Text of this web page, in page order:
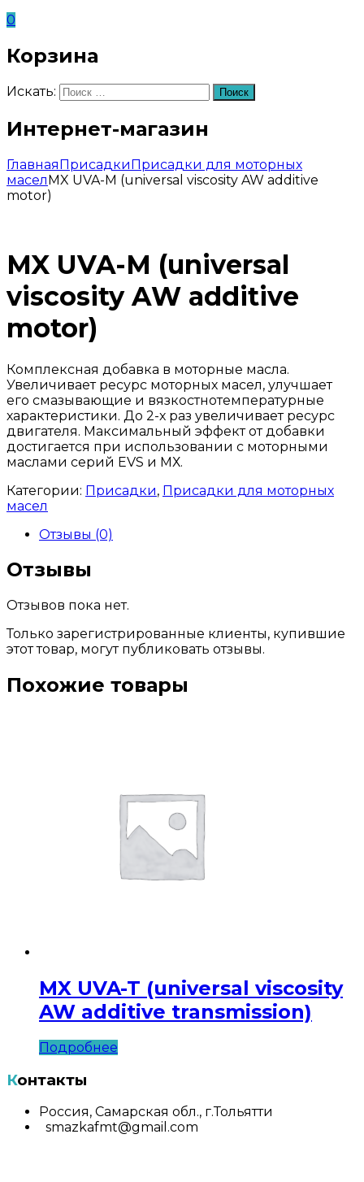
0
Корзина
Искать: Поиск
Интернет-магазин
ГлавнаяПрисадкиПрисадки для моторных
маселMX UVA-M (universal viscosity AW additive
motor)
MX UVA-M (universal
viscosity AW additive
motor)
Комплексная добавка в моторные масла.
Увеличивает ресурс моторных масел, улучшает
его смазывающие и вязкостнотемпературные
характеристики. До 2-х раз увеличивает ресурс
двигателя. Максимальный эффект от добавки
достигается при использовании с моторными
маслами серий EVS и МХ.
Категории: Присадки, Присадки для моторных
масел
Отзывы (0)
Отзывы
Отзывов пока нет.
Только зарегистрированные клиенты, купившие
этот товар, могут публиковать отзывы.
Похожие товары
MX UVA-T (universal viscosity
AW additive transmission)
Подробнее
Контакты
Россия, Самарская обл., г.Тольятти
smazkafmt@gmail.com